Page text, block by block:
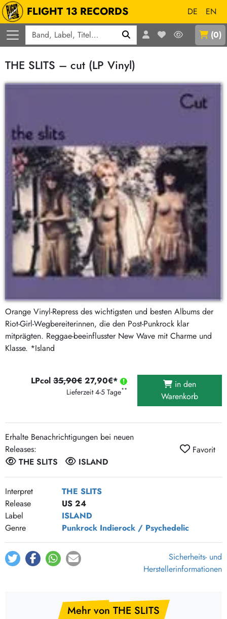
FLIGHT 13 RECORDS DE
EN
(0)
THE SLITS – cut (LP Vinyl)
Orange Vinyl-Repress des wichtigsten und besten Albums der
Riot-Girl-Wegbereiterinnen, die den Post-Punkrock klar
mitprägten. Reggae-beeinflusster New Wave mit Charme und
Klasse. *Island
LPcol 35,90€27,90€*
Lieferzeit 4-5 Tage**
in den
Warenkorb
Erhalte Benachrichtigungen bei neuen
Releases:
THE SLITS
ISLAND
Favorit
Interpret
THE SLITS
Release
US 24
Label
ISLAND
Genre
Punkrock Indierock / Psychedelic
Sicherheits- und
Herstellerinformationen
Mehr von THE SLITS